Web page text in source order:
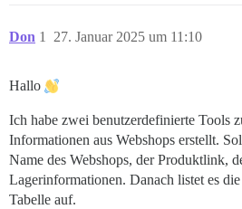
Don 27. Januar 2025 um 11:10
1
Hallo
Ich habe zwei benutzerdefinierte Tools
Informationen aus Webshops erstellt.
Name des Webshops, der Produktlink,
Lagerinformationen. Danach listet es
Tabelle auf.